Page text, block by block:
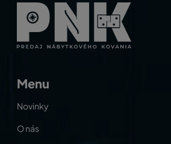
Menu
Novinky
O nás